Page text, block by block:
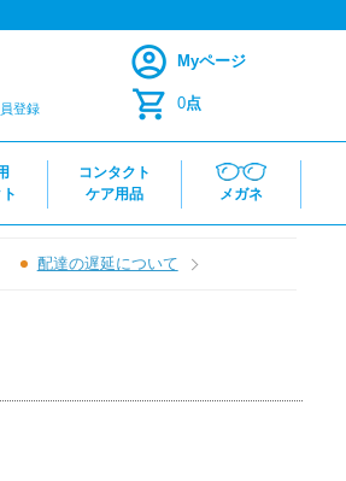
登録
Myページ
0点
コンタクト
ケア用品
メガネ
配達の遅延について